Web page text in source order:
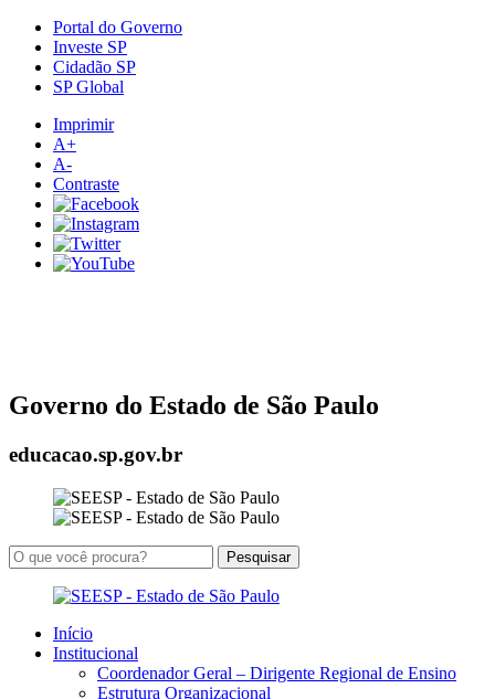
Portal do Governo
Investe SP
Cidadão SP
SP Global
Imprimir
A+
A-
Contraste
Governo do Estado de São Paulo
educacao.sp.gov.br
Início
Institucional
Coordenador Geral – Dirigente Regional de Ensino
Estrutura Organizacional